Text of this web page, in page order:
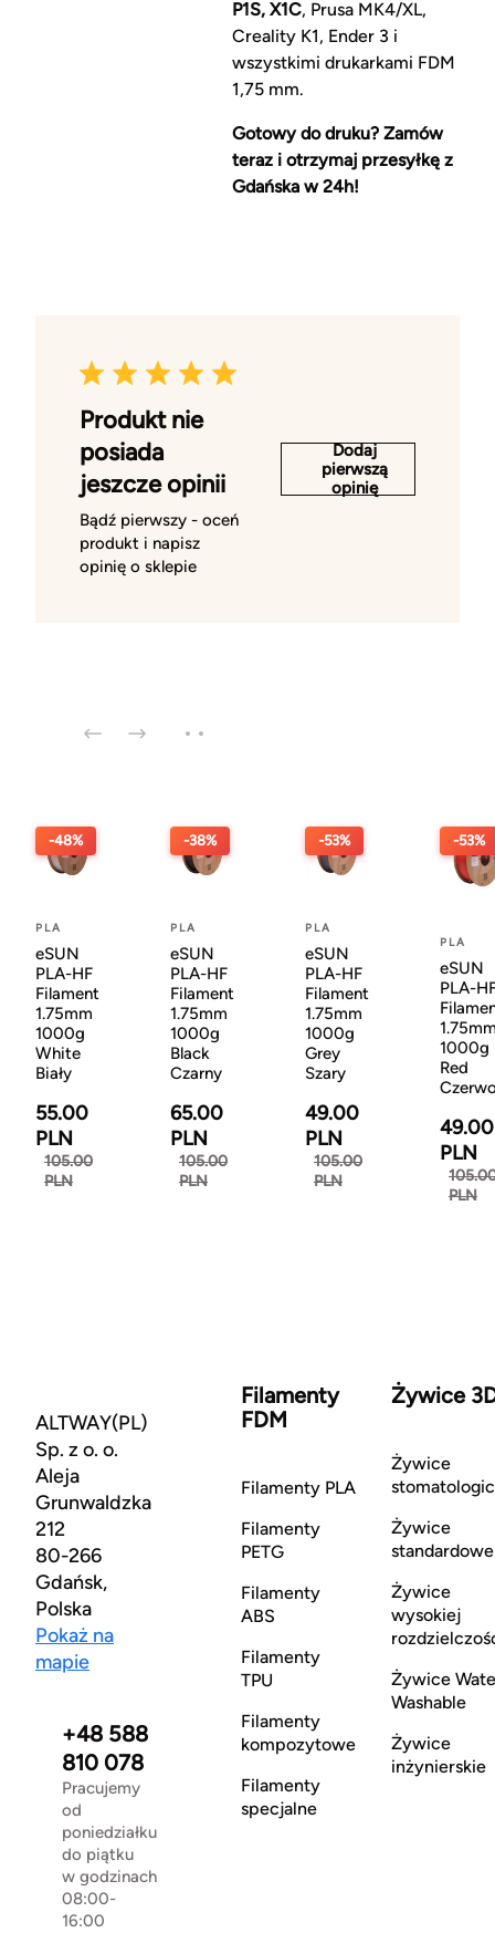
P1S, X1C, Prusa MK4/XL,
Creality K1, Ender 3 i
wszystkimi drukarkami FDM
1,75 mm.
Gotowy do druku? Zamów
teraz i otrzymaj przesyłkę z
Gdańska w 24h!
Produkt nie
posiada
jeszcze opinii
Bądź pierwszy - oceń
produkt i napisz
opinię o sklepie
Dodaj
pierwszą
opinię
-48%
PLA
eSUN
PLA-HF
Filament
1.75mm
1000g
White
Biały
55.00
PLN
105.00
PLN
-38%
PLA
eSUN
PLA-HF
Filament
1.75mm
1000g
Black
Czarny
65.00
PLN
105.00
PLN
-53%
PLA
eSUN
PLA-HF
Filament
1.75mm
1000g
Grey
Szary
49.00
PLN
105.00
PLN
-53%
PLA
eSUN
PLA-
1000g
Red
49.00
PLN
PLN
ALTWAY(PL)
Sp. z o. o.
Aleja
Grunwaldzka
212
80-266
Gdańsk,
Polska
Pokaż na
mapie
+48 588
810 078
Pracujemy
od
poniedziałku
do piątku
w godzinach
08:00-
16:00
Filamenty
FDM
Filamenty PLA
Filamenty
PETG
Filamenty
ABS
Filamenty
TPU
Filamenty
kompozytowe
Filamenty
specjalne
Żywice
Żywice
Żywice
standardowe
Żywice
wysokiej
Żywice
Washable
Żywice
inżynierskie